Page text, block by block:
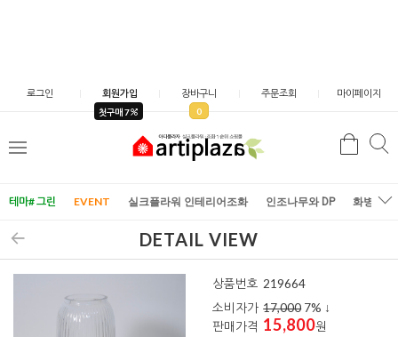
로그인 회원가입
첫구매 7
장바구니
0
주문조회 마이페이지
메
검
테마# 그린 EVENT 실크플라워 인테리어조화 인조나무와 DP 화병/화
DETAIL VIEW
상품번호 219664
소비자가 17,000 7% ↓
판매가격 15,800원